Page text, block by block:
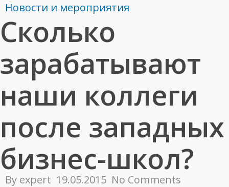
Новости и мероприятия
Сколько
зарабатывают
наши коллеги
после западных
бизнес-школ?
By expert 19.05.2015 No Comments